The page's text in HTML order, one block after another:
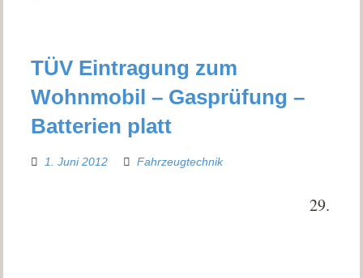
TÜV Eintragung zum
Wohnmobil – Gasprüfung –
Batterien platt
1. Juni 2012 Fahrzeugtechnik
29.